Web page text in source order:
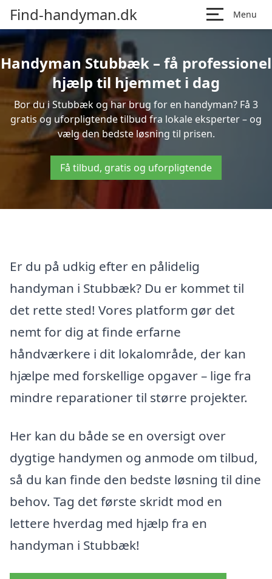
Find-handyman.dk Menu
Handyman Stubbæk – få professionel
hjælp til hjemmet i dag
Bor du i Stubbæk og har brug for en handyman? Få 3
gratis og uforpligtende tilbud fra lokale eksperter – og
vælg den bedste løsning til prisen.
Få tilbud, gratis og uforpligtende
Er du på udkig efter en pålidelig
handyman i Stubbæk? Du er kommet til
det rette sted! Vores platform gør det
nemt for dig at finde erfarne
håndværkere i dit lokalområde, der kan
hjælpe med forskellige opgaver – lige fra
mindre reparationer til større projekter.
Her kan du både se en oversigt over
dygtige handymen og anmode om tilbud,
så du kan finde den bedste løsning til dine
behov. Tag det første skridt mod en
lettere hverdag med hjælp fra en
handyman i Stubbæk!